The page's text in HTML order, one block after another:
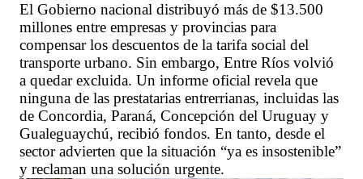
El Gobierno nacional distribuyó más de $13.500
millones entre empresas y provincias para
compensar los descuentos de la tarifa social del
transporte urbano. Sin embargo, Entre Ríos volvió
a quedar excluida. Un informe oficial revela que
ninguna de las prestatarias entrerrianas, incluidas las
de Concordia, Paraná, Concepción del Uruguay y
Gualeguaychú, recibió fondos. En tanto, desde el
sector advierten que la situación “ya es insostenible”
y reclaman una solución urgente.